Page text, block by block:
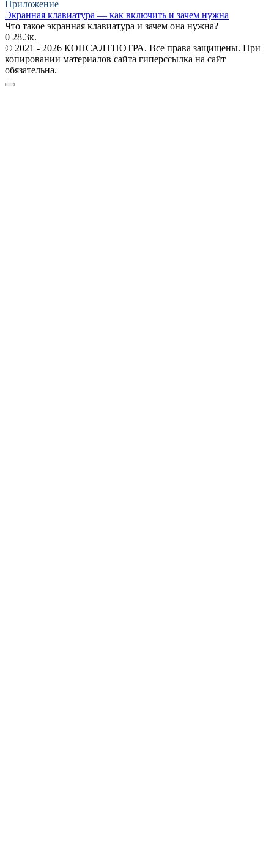
Приложение
Экранная клавиатура — как включить и зачем нужна
Что такое экранная клавиатура и зачем она нужна?
0 28.3к.
© 2021 - 2026 КОНСАЛТПОТРА. Все права защищены. При
копировании материалов сайта гиперссылка на сайт
обязательна.